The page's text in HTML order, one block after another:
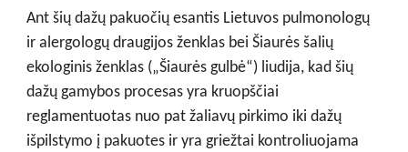
Ant šių dažų pakuočių esantis Lietuvos pulmonologų
ir alergologų draugijos ženklas bei Šiaurės šalių
ekologinis ženklas („Šiaurės gulbė“) liudija, kad šių
dažų gamybos procesas yra kruopščiai
reglamentuotas nuo pat žaliavų pirkimo iki dažų
išpilstymo į pakuotes ir yra griežtai kontroliuojama